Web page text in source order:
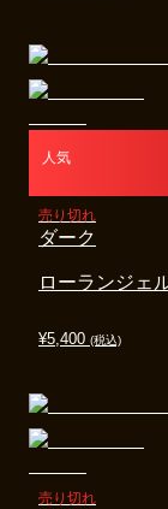
人気
¥5,400 (税込)
売り切れ
ローランジェ
ダーク
売り切れ